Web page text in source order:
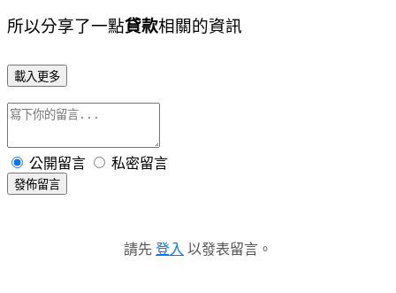
所以分享了一點貸款相關的資訊
載入更多
公開留言 私密留言
發佈留言
請先 登入 以發表留言。